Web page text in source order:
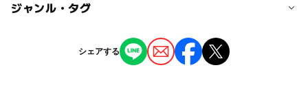
駐車場あり ◯
ー 託児所
ジャンル・タグ
シェアする